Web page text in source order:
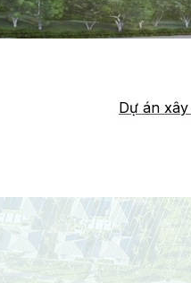
ULTIMETAL HD
Dự án